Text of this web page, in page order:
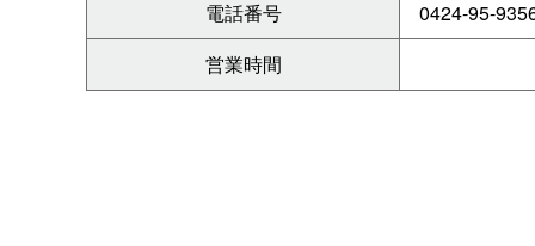
電話番号
0424-95-
営業時間